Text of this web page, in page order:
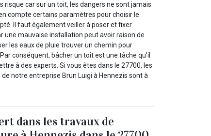
risque car sur un toit, les dangers ne sont jamais
compte certains paramètres pour choisir le
Il faut également veiller à poser et fixer
une mauvaise installation peut avoir raison de
les eaux de pluie trouver un chemin pour
conséquent, bâcher un toit est une tâche qu'il
à des experts. Si vous êtes dans le 27700, les
notre entreprise Brun Luigi à Hennezis sont à
dans les travaux de